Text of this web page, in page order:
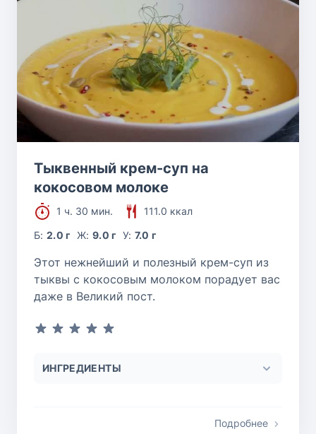
Тыквенный крем-суп на
кокосовом молоке
1 ч. 30 мин.
111.0 ккал
Б:2.0 г Ж: 9.0 г У: 7.0 г
Этот нежнейший и полезный крем-суп из
тыквы с кокосовым молоком порадует вас
даже в Великий пост.
ИНГРЕДИЕНТЫ
Подробнее